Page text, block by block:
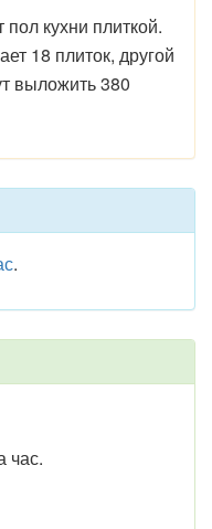
кухни плиткой.
18 плиток, другой
выложить 380
.
час.